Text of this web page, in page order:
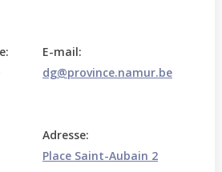
E-mail:
dg@province.namur.be
Adresse:
Place Saint-Aubain 2